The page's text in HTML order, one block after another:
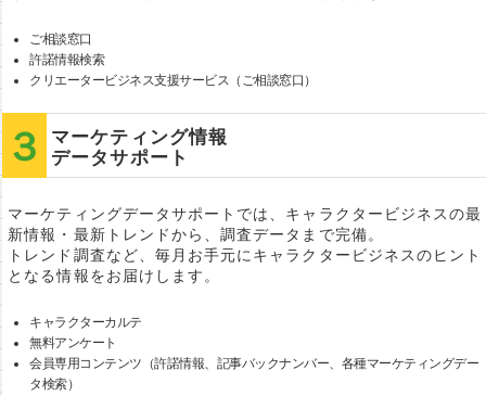
ご相談窓口
許諾情報検索
クリエータービジネス支援サービス（ご相談窓口）
マーケティング情報
データサポート
マーケティングデータサポートでは、キャラクタービジネスの最
新情報・最新トレンドから、調査データまで完備。
トレンド調査など、毎月お手元にキャラクタービジネスのヒント
となる情報をお届けします。
キャラクターカルテ
無料アンケート
会員専用コンテンツ（許諾情報、記事バックナンバー、各種マーケティングデー
タ検索）